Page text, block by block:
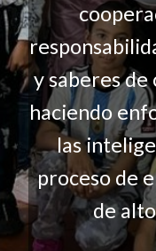
y saberes
haciendo
las
proceso de
de